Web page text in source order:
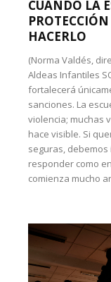
CUANDO LA
HACERLO
(Norma Valdés,
Aldeas Infantiles
fortalecerá
sanciones. La
violencia; muchas
hace visible. Si
seguras,
responder como
comienza mucho